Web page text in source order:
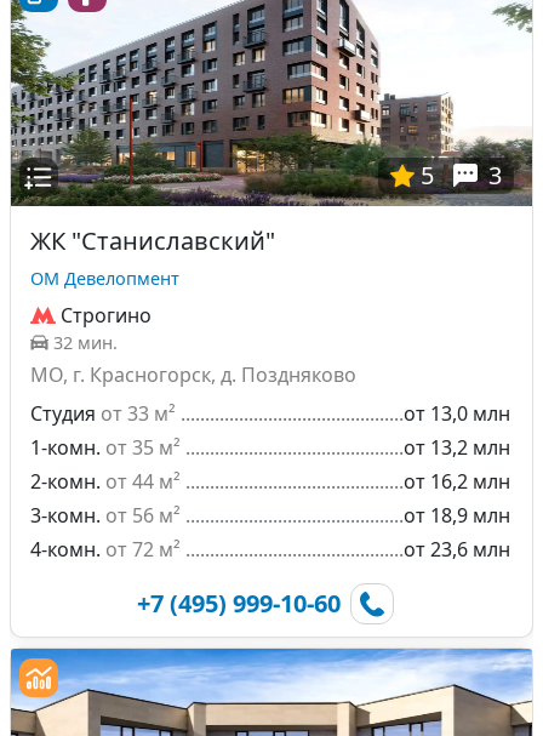
5
3
ЖК "Станиславский"
ОМ Девелопмент
Строгино
32 мин.
МО, г. Красногорск, д. Поздняково
Студия от 33 м²
от 13,0 млн
1-комн. от 35 м²
от 13,2 млн
2-комн. от 44 м²
от 16,2 млн
3-комн. от 56 м²
от 18,9 млн
4-комн. от 72 м² от 23,6 млн
+7 (495) 999-10-60